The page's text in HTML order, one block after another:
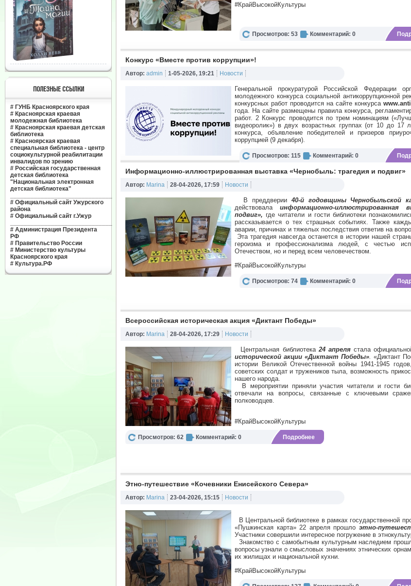
ПОЛЕЗНЫЕ ССЫЛКИ
# ГУНБ Красноярского края
# Красноярская краевая
молодежная библиотека
# Красноярская краевая детская
библиотека
# Красноярская краевая
специальная библиотека - центр
социокультурной реабилитации
инвалидов по зрению
# Российская государственная
детская библиотека
"Национальная электронная
детская библиотека"
# Официальный сайт Ужурского
района
# Официальный сайт г.Ужур
# Администрация Президента
РФ
# Правительство России
# Министерство культуры
Красноярского края
# Культура.РФ
#КрайВысокойКультуры
Просмотров: 53 Комментарий: 0
Конкурс «Вместе против коррупции»!
Автор: admin 1-05-2026, 19:21 Новости
Генеральной прокуратурой Российской Федерации
молодежного конкурса социальной антикоррупционной
конкурсных работ проводится на сайте конкурса
года. На сайте размещены правила конкурса,
работ. 2 Конкурс проводится по трем номинациям
видеоролик») в двух возрастных группах (от 10 до 17
конкурса, объявление победителей и призеров
коррупцией (9 декабря).
Просмотров: 115 Комментарий: 0
Информационно-иллюстрированная выставка «Чернобыль: трагедия и подвиг»
Автор: Marina 28-04-2026, 17:59 Новости
В преддверии 40-й годовщины Чернобыльской
действовалаинформационно-
подвиг», где читатели и гости библиотеки
рассказывается о тех страшных событиях. Также
аварии, причинах и тяжелых последствия ответив на
Эта трагедия навсегда останется в истории нашей
героизма и профессионализма людей, с честью
Отечеством, но и перед всем человечеством.
#КрайВысокойКультуры
Просмотров: 74 Комментарий: 0
Всероссийская историческая акция «Диктант Победы»
Автор: Marina 28-04-2026, 17:29 Новости
Центральная библиотека24 апреля стала
исторической акции «Диктант Победы». «Диктант
истории Великой Отечественной войны 1941-1945
советских солдат и тружеников тыла, возможность
нашего народа.
В мероприятии приняли участия читатели и гости
отвечали на вопросы, связанные с ключевыми
полководцев.
#КрайВысокойКультуры
Просмотров: 62 Комментарий: 0 Подробнее
Этно-путешествие «Кочевники Енисейского Севера»
Автор: Marina 23-04-2026, 15:15 Новости
В Центральной библиотеке в рамках государственной
«Пушкинская карта» 22 апреля прошло этно-
Участники совершили интересное погружение в
Знакомство с самобытным культурным наследием
вопросы узнали о смысловых значениях этнических
их жилищах и национальной кухни.
#КрайВысокойКультуры